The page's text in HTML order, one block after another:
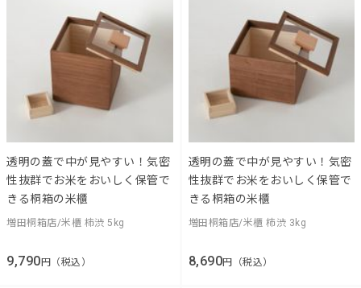
透明の蓋で中が見やすい！気密
性抜群でお米をおいしく保管で
きる桐箱の米櫃
増田桐箱店/米櫃 柿渋 5kg
9,790円（税込）
透明の蓋で中が見やすい！気密
性抜群でお米をおいしく保管で
きる桐箱の米櫃
増田桐箱店/米櫃 柿渋 3kg
8,690円（税込）